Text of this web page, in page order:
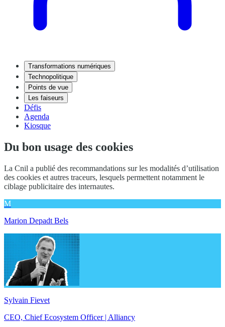
Transformations numériques
Technopolitique
Points de vue
Les faiseurs
Défis
Agenda
Kiosque
Du bon usage des cookies
La Cnil a publié des recommandations sur les modalités d’utilisation
des cookies et autres traceurs, lesquels permettent notamment le
ciblage publicitaire des internautes.
M
Marion Depadt Bels
Sylvain Fievet
CEO, Chief Ecosystem Officer | Alliancy